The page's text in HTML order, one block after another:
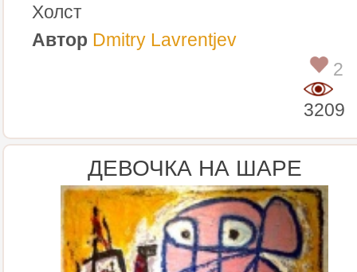
Холст
Автор Dmitry Lavrentjev
2
3209
ДЕВОЧКА НА ШАРЕ